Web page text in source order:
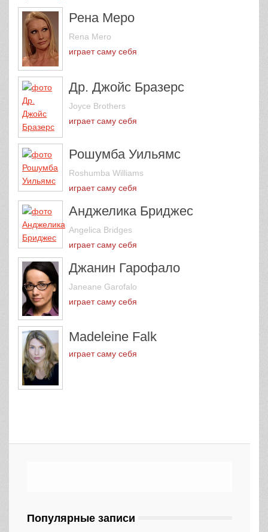
Рена Меро
Rena Mero
играет саму себя
Др. Джойс Бразерс
Joyce Brothers
играет саму себя
Рошумба Уильямс
Roshumba Williams
играет саму себя
Анджелика Бриджес
Angelica Bridges
играет саму себя
Джанин Гарофало
Janeane Garofalo
играет саму себя
Madeleine Falk
играет саму себя
Популярные записи